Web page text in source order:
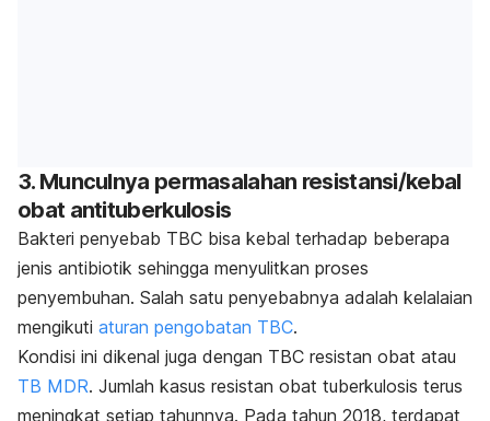
3. Munculnya permasalahan resistansi/kebal
obat antituberkulosis
Bakteri penyebab TBC bisa kebal terhadap beberapa
jenis antibiotik sehingga menyulitkan proses
penyembuhan. Salah satu penyebabnya adalah kelalaian
mengikuti aturan pengobatan TBC.
Kondisi ini dikenal juga dengan TBC resistan obat atau
TB MDR. Jumlah kasus resistan obat tuberkulosis terus
meningkat setiap tahunnya. Pada tahun 2018, terdapat